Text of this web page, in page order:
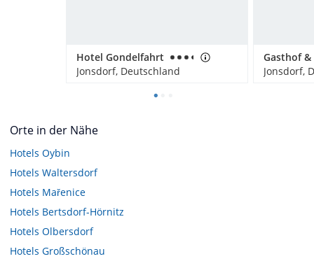
Hotel Gondelfahrt
Jonsdorf, Deutschland
Jonsdorf,
Orte in der Nähe
Hotels Oybin
Hotels Waltersdorf
Hotels Mařenice
Hotels Bertsdorf-Hörnitz
Hotels Olbersdorf
Hotels Großschönau